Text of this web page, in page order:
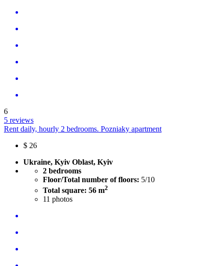
6
5 reviews
Rent daily, hourly 2 bedrooms. Pozniaky apartment
$ 26
Ukraine, Kyiv Oblast, Kyiv
2 bedrooms
Floor/Total number of floors: 5/10
Total square: 56 m2
11 photos